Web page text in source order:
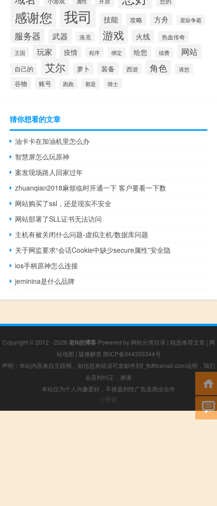
感谢您 我司 技能 攻略 方舟 星际争霸
服务器 武器 洛克 游戏 火线 热血传奇
王国 玩家 疫情 程序 绑定 给您 续费 网站
自己的 艾尔 萝卜 装备 西游 角色 请您
谷物 账号 跑跑 都是 骑士
猜你想看的文章
油卡卡在加油机里怎么办
智慧屏怎么玩原神
案发现场路人回家过年
zhuanqian2018麻烦临时开通一下 客户要看一下数
网站购买了ssl，还是现实不安全
网站部署了SLL证书无法访问
主机有被关闭什么问题-虚拟主机/数据库问题
关于网监要求“会话Cookie中缺少secure属性”安全隐
ios手柄原神怎么连接
jeminina是什么品牌
Copyright © 2012 - 2026 老N的博客Powered by 网站分类目录 | 精选推荐文章 | 网
站地图 | 疑难解答 陕ICP备044335344号
声明：本站内容来自互联网，如信息有错误可发邮件到f_fb#foxmail.com说明，我们
会及时纠正，谢谢
本站仅为个人兴趣爱好，不接盈利性广告及商业合作
小男孩